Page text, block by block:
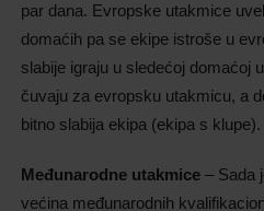
par dana. Evropske utakmice
domaćih pa se ekipe istroše u
slabije igraju u sledećoj domaćoj
čuvaju za evropsku utakmicu, a
bitno slabija ekipa (ekipa s klupe).
Međunarodne utakmice – Sada
većina međunarodnih